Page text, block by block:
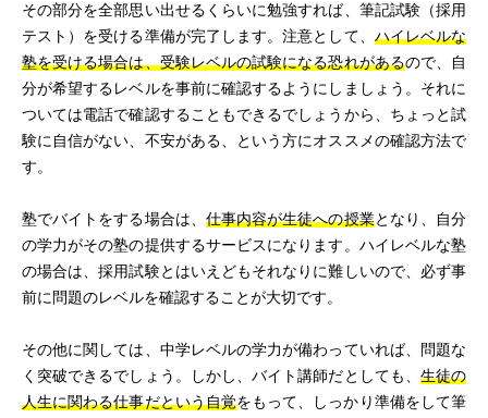
その部分を全部思い出せるくらいに勉強すれば、筆記試験（採用
テスト）を受ける準備が完了します。注意として、 ハイレベルな
塾を受ける場合は、受験レベルの試験になる恐れがあるので、自
分が希望するレベルを事前に確認するようにしましょう。それに
ついては電話で確認することもできるでしょうから、ちょっと試
験に自信がない、不安がある、という方にオススメの確認方法で
す。
塾でバイトをする場合は、 仕事内容が生徒への授業となり、自分
の学力がその塾の提供するサービスになります。ハイレベルな塾
の場合は、採用試験とはいえどもそれなりに難しいので、必ず事
前に問題のレベルを確認することが大切です。
その他に関しては、中学レベルの学力が備わっていれば、問題な
く突破できるでしょう。しかし、バイト講師だとしても、 生徒の
人生に関わる仕事だという自覚をもって、しっかり準備をして筆